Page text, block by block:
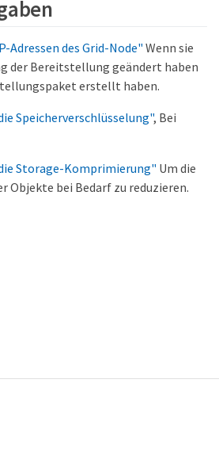
Adressen des Grid-Node" Wenn sie
der Bereitstellung geändert haben
erstellt haben.
Speicherverschlüsselung", Bei
Storage-Komprimierung" Um die
Objekte bei Bedarf zu reduzieren.